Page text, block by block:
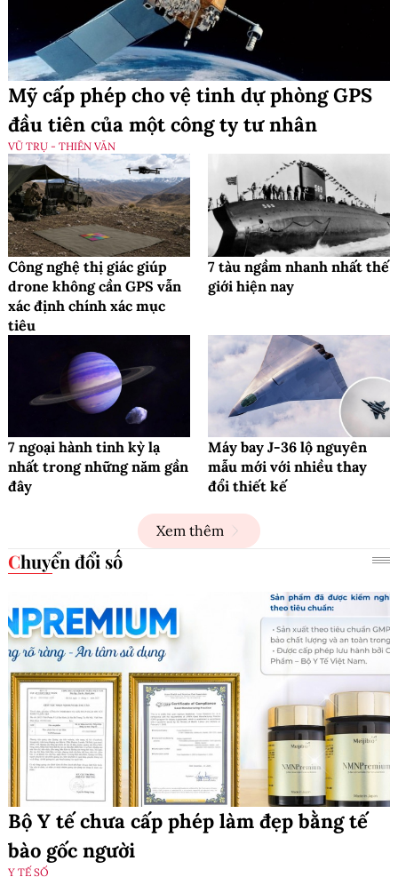
Mỹ cấp phép cho vệ tinh dự phòng GPS
đầu tiên của một công ty tư nhân
VŨ TRỤ - THIÊN VĂN
Công nghệ thị giác giúp
drone không cần GPS vẫn
xác định chính xác mục
tiêu
7 tàu ngầm nhanh nhất thế
giới hiện nay
7 ngoại hành tinh kỳ lạ
nhất trong những năm gần
đây
Máy bay J-36 lộ nguyên
mẫu mới với nhiều thay
đổi thiết kế
Xem thêm
Chuyển đổi số
Bộ Y tế chưa cấp phép làm đẹp bằng tế
bào gốc người
Y TẾ SỐ